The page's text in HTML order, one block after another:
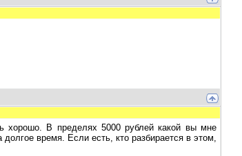
хорошо. В пределях 5000 рублей какой вы мне
время. Если есть, кто разбирается в этом,